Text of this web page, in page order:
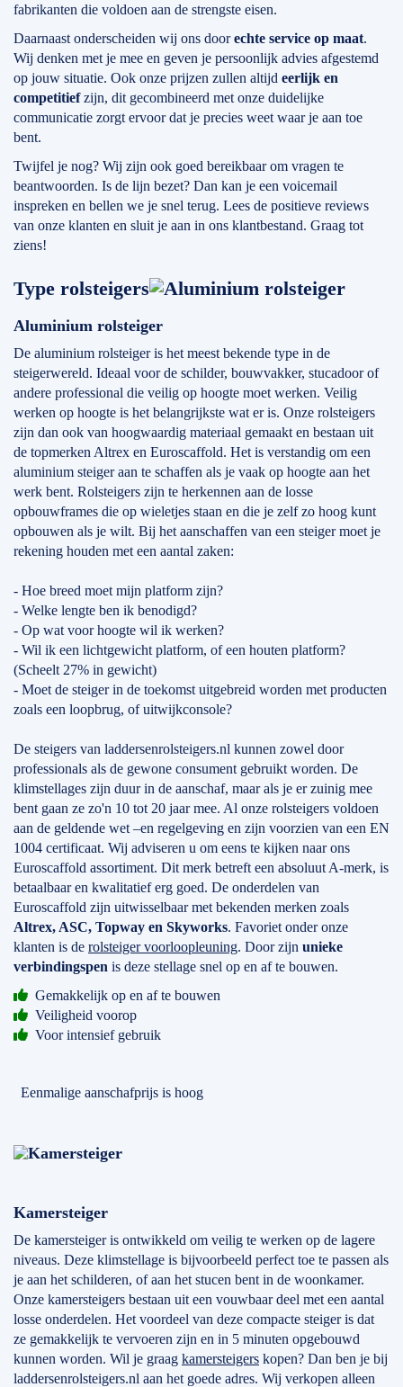
fabrikanten die voldoen aan de strengste eisen.
Daarnaast onderscheiden wij ons doorechte service op maat.
Wij denken met je mee en geven je persoonlijk advies afgestemd
op jouw situatie. Ook onze prijzen zullen altijd eerlijk en
competitiefzijn, dit gecombineerd met onze duidelijke
communicatie zorgt ervoor dat je precies weet waar je aan toe
bent.
Twijfel je nog? Wij zijn ook goed bereikbaar om vragen te
beantwoorden. Is de lijn bezet? Dan kan je een voicemail
inspreken en bellen we je snel terug. Lees de positieve reviews
van onze klanten en sluit je aan in ons klantbestand. Graag tot
ziens!
Type rolsteigers
Aluminium rolsteiger
De aluminium rolsteiger is het meest bekende type in de
steigerwereld. Ideaal voor de schilder, bouwvakker, stucadoor of
andere professional die veilig op hoogte moet werken. Veilig
werken op hoogte is het belangrijkste wat er is. Onze rolsteigers
zijn dan ook van hoogwaardig materiaal gemaakt en bestaan uit
de topmerken Altrex en Euroscaffold. Het is verstandig om een
aluminium steiger aan te schaffen als je vaak op hoogte aan het
werk bent. Rolsteigers zijn te herkennen aan de losse
opbouwframes die op wieletjes staan en die je zelf zo hoog kunt
opbouwen als je wilt. Bij het aanschaffen van een steiger moet je
rekening houden met een aantal zaken:
- Hoe breed moet mijn platform zijn?
- Welke lengte ben ik benodigd?
- Op wat voor hoogte wil ik werken?
- Wil ik een lichtgewicht platform, of een houten platform?
(Scheelt 27% in gewicht)
- Moet de steiger in de toekomst uitgebreid worden met producten
zoals een loopbrug, of uitwijkconsole?
De steigers van laddersenrolsteigers.nl kunnen zowel door
professionals als de gewone consument gebruikt worden. De
klimstellages zijn duur in de aanschaf, maar als je er zuinig mee
bent gaan ze zo'n 10 tot 20 jaar mee. Al onze rolsteigers voldoen
aan de geldende wet –en regelgeving en zijn voorzien van een EN
1004 certificaat. Wij adviseren u om eens te kijken naar ons
Euroscaffold assortiment. Dit merk betreft een absoluut A-merk, is
betaalbaar en kwalitatief erg goed. De onderdelen van
Euroscaffold zijn uitwisselbaar met bekenden merken zoals
Altrex, ASC, Topway en Skyworks. Favoriet onder onze
klanten is de rolsteiger voorloopleuning. Door zijn unieke
verbindingspen is deze stellage snel op en af te bouwen.
Gemakkelijk op en af te bouwen
Veiligheid voorop
Voor intensief gebruik
Eenmalige aanschafprijs is hoog
Kamersteiger
De kamersteiger is ontwikkeld om veilig te werken op de lagere
niveaus. Deze klimstellage is bijvoorbeeld perfect toe te passen als
je aan het schilderen, of aan het stucen bent in de woonkamer.
Onze kamersteigers bestaan uit een vouwbaar deel met een aantal
losse onderdelen. Het voordeel van deze compacte steiger is dat
ze gemakkelijk te vervoeren zijn en in 5 minuten opgebouwd
kunnen worden. Wil je graag kamersteigers kopen? Dan ben je bij
laddersenrolsteigers.nl aan het goede adres. Wij verkopen alleen